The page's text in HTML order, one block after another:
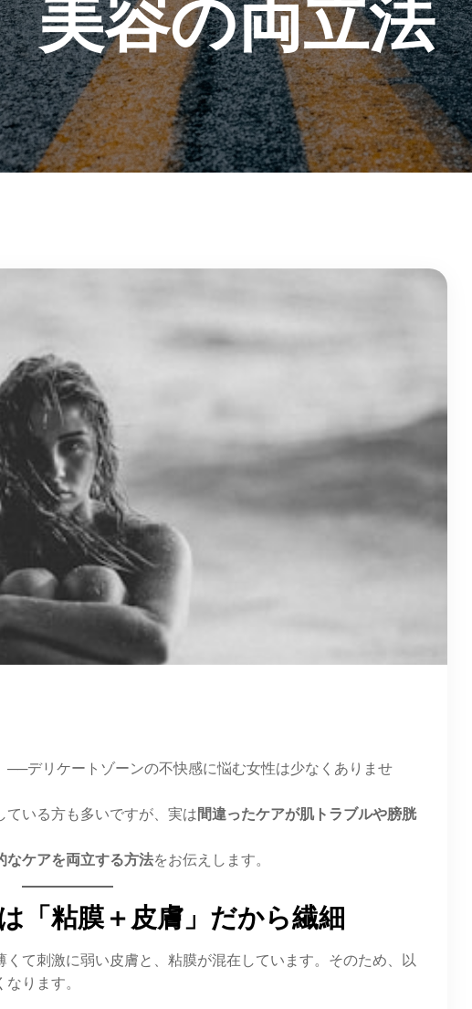
美容の両立法
──デリケートゾーンの不快感に悩む女性は少なくありませ
いる方も多いですが、実は間違ったケアが肌トラブルや膀胱
なケアを両立する方法をお伝えします。
「粘膜＋皮膚」だから繊細
て刺激に弱い皮膚と、粘膜が混在しています。そのため、以
ります。